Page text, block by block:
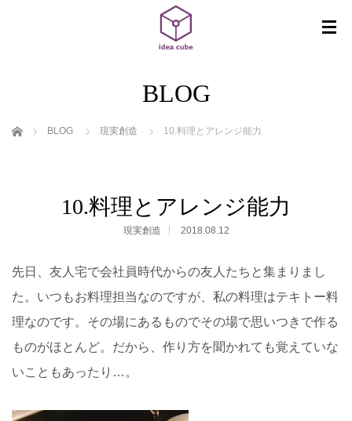
BLOG
ホーム BLOG 現実創造 10.料理とアレンジ能力
10.料理とアレンジ能力
現実創造 2018.08.12
先日、友人宅で会社員時代からの友人たちと集まりまし
た。いつもお料理担当なのですが、私の料理はテキトー料
理なのです。その場にあるものでその場で思いつきで作る
ものがほとんど。だから、作り方を聞かれても覚えていな
いこともあったり…。